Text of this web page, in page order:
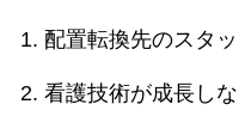
配置転換先のスタ
看護技術が成長し